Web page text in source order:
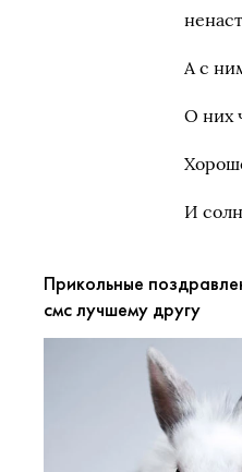
А с
О них
И
Прикольные
смс лучшему другу